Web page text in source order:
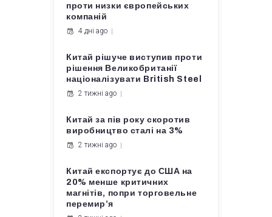
проти низки європейських
компаній
4 дні ago
Китай рішуче виступив проти
рішення Великобританії
націоналізувати British Steel
2 тижні ago
Китай за пів року скоротив
виробництво сталі на 3%
2 тижні ago
Китай експортує до США на
20% менше критичних
магнітів, попри торговельне
перемир’я